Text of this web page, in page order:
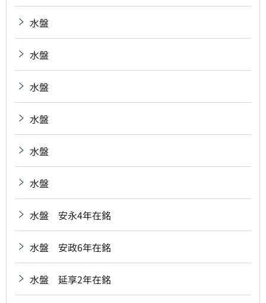
水盤
水盤
水盤
水盤
水盤
水盤
水盤 安永4年在銘
水盤 安政6年在銘
水盤 延享2年在銘